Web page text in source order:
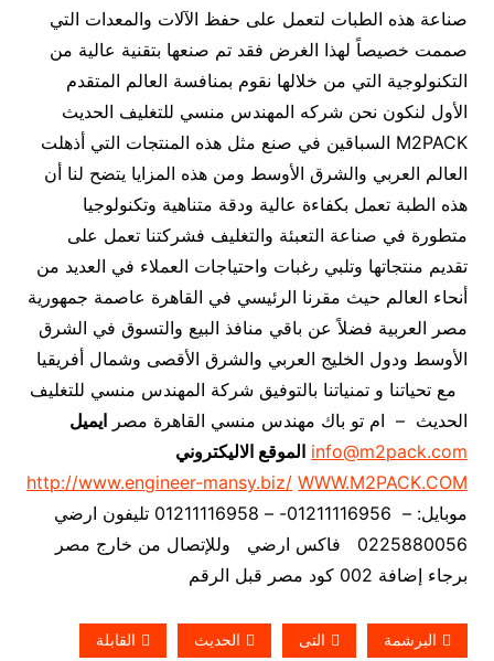
صناعة هذه الطبات لتعمل على حفظ الآلات والمعدات التي
صممت خصيصاً لهذا الغرض فقد تم صنعها بتقنية عالية من
التكنولوجية التي من خلالها نقوم بمنافسة العالم المتقدم
الأول لنكون نحن شركه المهندس منسي للتغليف الحديث
M2PACK السباقين في صنع مثل هذه المنتجات التي أذهلت
العالم العربي والشرق الأوسط ومن هذه المزايا يتضح لنا أن
هذه الطبة تعمل بكفاءة عالية ودقة متناهية وتكنولوجيا
متطورة في صناعة التعبئة والتغليف فشركتنا تعمل على
تقديم منتجاتها وتلبي رغبات واحتياجات العملاء في العديد من
أنحاء العالم حيث مقرنا الرئيسي في القاهرة عاصمة جمهورية
مصر العربية فضلاً عن باقي منافذ البيع والتسوق في الشرق
الأوسط ودول الخليج العربي والشرق الأقصى وشمال أفريقيا
مع تحياتنا و تمنياتنا بالتوفيق شركة المهندس منسي للتغليف
الحديث – ام تو باك مهندس منسي القاهرة مصر ايميل
info@m2pack.com الموقع الاليكتروني
http://www.engineer-mansy.biz/ WWW.M2PACK.COM
موبايل: – 01211116956- – 01211116958 تليفون ارضي
0225880056 فاكس ارضي
وللإتصال من خارج مصر
برجاء إضافة 002 كود مصر قبل الرقم
البرشمة التى الحديث القابلة